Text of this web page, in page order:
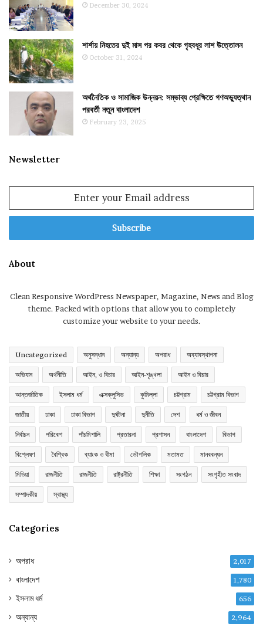
December 30, 2024
শার্শায় নিহতের দুই মাস পর কবর থেকে গৃহবধূর লাশ উত্তোলন
October 31, 2024
অর্থনৈতিক ও সামাজিক উন্নয়ন: সম্ভাব্য প্রেক্ষিতে গণঅভ্যুত্থান
পরবর্তী নতুন বাংলাদেশ
February 23, 2025
Newsletter
Email
About
Clean Responsive WordPress Newspaper, Magazine, News and Blog
theme. Packed with options that allow you to completely
customize your website to your needs.
Uncategorized অনুসন্ধান অন্যান্য অপরাধ অব্যাবস্থাপনা
অভিযান অর্থনীতি আইন, ও বিচার আইন-শৃঙ্খলা আইন ও বিচার
আন্তর্জাতিক ইসলাম ধর্ম এক্সক্লুসিভ কুমিল্লা চট্টগ্রাম চট্টগ্রাম বিভাগ
জাতীয় ঢাকা ঢাকা বিভাগ দুর্ঘটনা দুর্নীতি দেশ ধর্ম ও জীবন
নির্বাচন পরিবেশ পাঁচমিশালি প্রতারনা প্রশাসন বাংলাদেশ বিভাগ
বিশ্লেষণ বৈশ্বিক ব্যাংক ও বীমা ভৌগলিক মতামত মানববন্ধন
মিডিয়া রাজনীতি রাজনীতি রাষ্ট্রনীতি শিক্ষা সংগঠন সংগৃহীত সংবাদ
সম্পাদকীয় স্বাস্থ্য
Categories
অপরাধ 2,017
বাংলাদেশ 1,780
ইসলাম ধর্ম 656
অন্যান্য 2,964